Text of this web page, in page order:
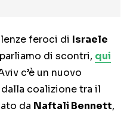
feroci di Israele
di scontri, qui
c’è un nuovo
coalizione tra il
da Naftali Bennett,